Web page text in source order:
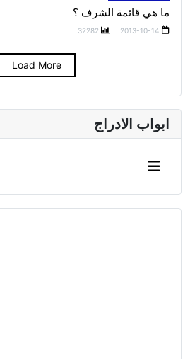
ابواب الادراج
ما هي قائمة الشرف ؟
2013-10-14
32282
Load More